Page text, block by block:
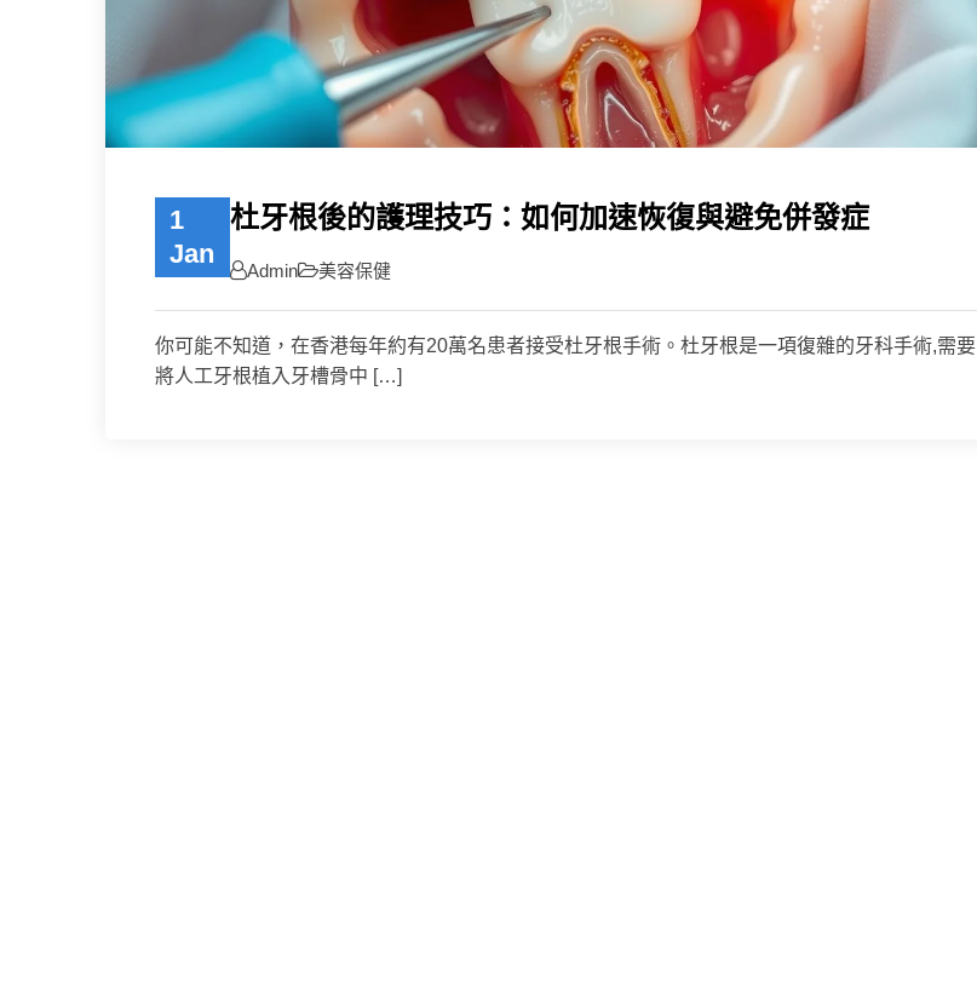
1
Jan
杜牙根後的護理技巧：如何加速恢復與避免併發症
Admin 美容保健
你可能不知道，在香港每年約有20萬名患者接受杜牙根手術。杜牙根是一項復雜的牙科手術,需要
將人工牙根植入牙槽骨中 […]